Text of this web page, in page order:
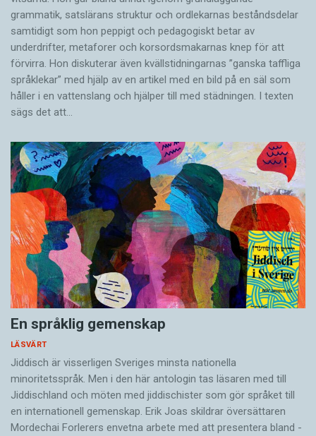
grammatik, satslärans struktur och ord­lekarnas beståndsdelar
samtidigt som hon peppigt och pedagogiskt betar av
underdrifter, meta­forer och korsords­makarnas knep för att
förvirra. Hon diskuterar även ­kvällstidningarnas ”ganska taffliga
språklekar” med hjälp av en artikel med en bild på en säl som
håller i en vatten­slang och hjälper till med städningen. I ­texten
sägs det att…
En språklig gemenskap
LÄSVÄRT
Jiddisch är visserligen Sveriges minsta nationella
minoritetsspråk. Men i den här antologin tas läsaren med till
Jiddischland och möten med jiddischister som gör språket till
en internationell gemenskap. Erik Joas skildrar översättaren
Morde­chai Forlerers envetna arbete med att presentera bland ­